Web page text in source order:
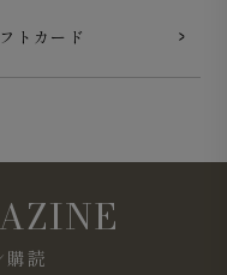
トカード
購読